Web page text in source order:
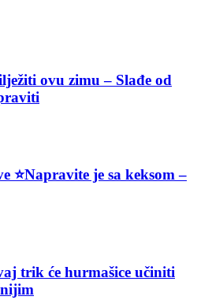
ovu zimu – Slađe od
⭐Napravite je sa keksom –
trik će hurmašice učiniti